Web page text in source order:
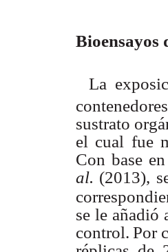
Bioensayos
La
contenedores
sustrato or
el cual fue
Con base en
al. (2013),
se le añadió
control. Por